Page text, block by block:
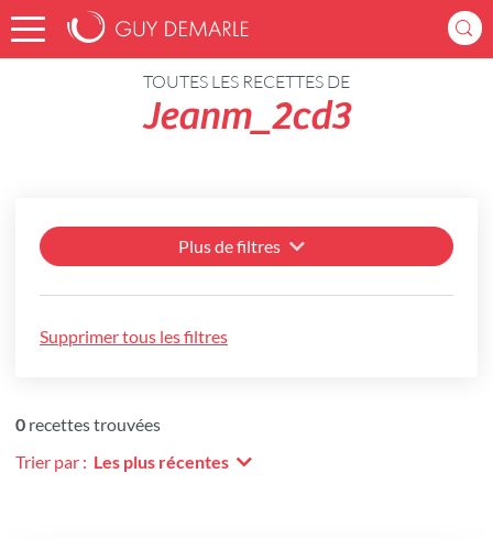
Accueil Recettes
TOUTES LES RECETTES DE
Jeanm_2cd3
Plus de filtres
Supprimer tous les filtres
0 recettes trouvées
Trier par : Les plus récentes